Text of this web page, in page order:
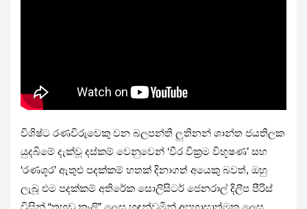
විශිෂ්ට රණවිරුවෙකු වන බලපන්ති ලුතිනන් ශාන්ත ජයතිලක
යුදබිමේ දැක්වූ දස්කම් වෙනුවෙන් ‘වීර වික්‍රම විභූෂණ’ සහ
‘රණශූර’ ඇතුළු පදක්කම් හතක් දිනාගත් අයෙකු බවත්, ඔහු
ලැබූ එම පදක්කම් අතිරේක සොලිසිටර් ජෙනරාල් දිලීප පීරිස්
විසින් “තහඩු කෑලි” ලෙස හඳුන්වමින් අපහාසාත්මක ලෙස